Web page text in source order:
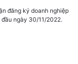
đăng ký doanh nghiệp
ngày 30/11/2022.